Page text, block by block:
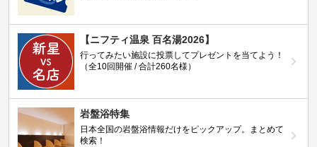
【ニフティ温泉 百名湯2026】
行ってみたい施設に投票してプレゼントを当てよう！
（全10回開催 / 合計260名様）
岩盤浴特集
日本全国の岩盤浴情報だけをピックアップ。まとめて
検索！